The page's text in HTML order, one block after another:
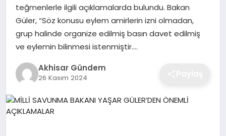
teğmenlerle ilgili açıklamalarda bulundu. Bakan
Güler, “Söz konusu eylem amirlerin izni olmadan,
grup halinde organize edilmiş basın davet edilmiş
ve eylemin bilinmesi istenmiştir….
Akhisar Gündem
26 Kasım 2024